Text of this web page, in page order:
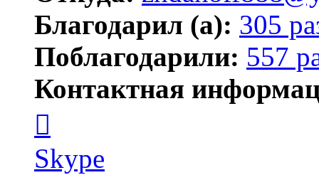
Благодарил (а): 305
Поблагодарили: 557
Контактная
пользователя
zhdanoff888
Skype